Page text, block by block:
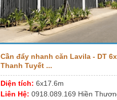
Cần đẩy nhanh căn Lavila - DT
Thanh Tuyết ...
Diện tích: 6x17.6m
Liên Hệ: 0918.089.169 Hiền